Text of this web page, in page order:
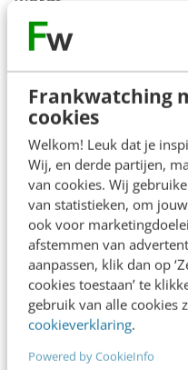
Frankwatching
cookies
Welkom! Leuk dat je
Wij, en derde partijen,
van cookies. Wij
van statistieken, om
ook voor
afstemmen van
aanpassen, klik dan op
cookies toestaan’ te
gebruik van alle cookies
cookieverklaring.
Powered by CookieInfo
Zoals ik aanhaalde in
artikel:Zo leg je de
gedreven succes [4
om doorlopend data
Dit verbetert
buyer journey
toegepast kan